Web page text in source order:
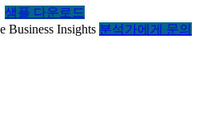
샘플 다운로드
분석가에게 문의